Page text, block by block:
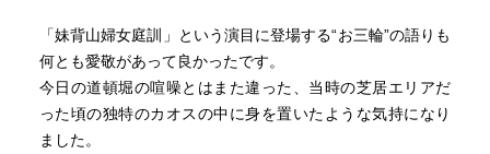
「妹背山婦女庭訓」という演目に登場する“お三輪”の語りも
何とも愛敬があって良かったです。
今日の道頓堀の喧噪とはまた違った、当時の芝居エリアだ
った頃の独特のカオスの中に身を置いたような気持になり
ました。